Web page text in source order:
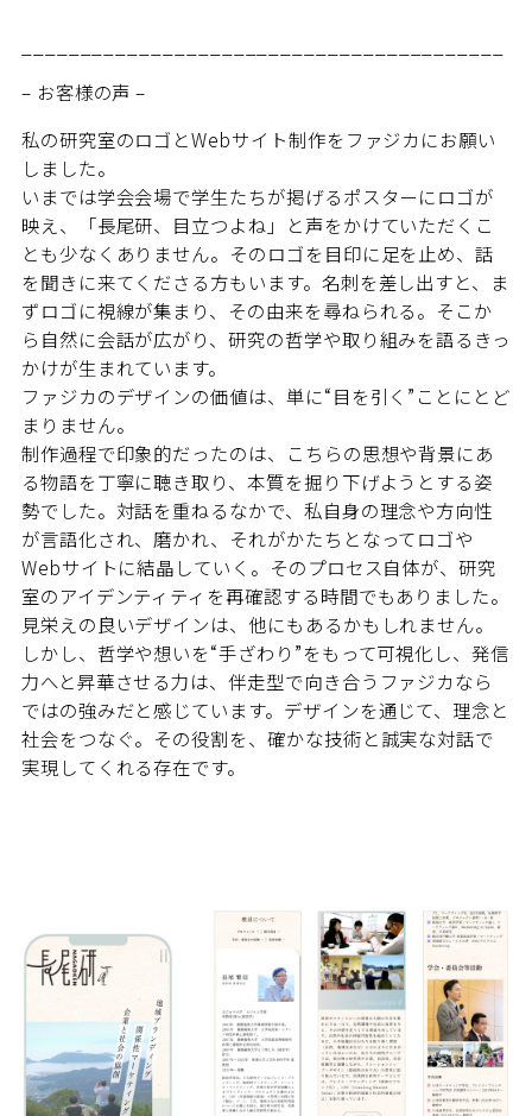
– お客様の声 –
私の研究室のロゴとWebサイト制作をファジカにお願い
しました。
いまでは学会会場で学生たちが掲げるポスターにロゴが
映え、「長尾研、目立つよね」と声をかけていただくこ
とも少なくありません。そのロゴを目印に足を止め、話
を聞きに来てくださる方もいます。名刺を差し出すと、ま
ずロゴに視線が集まり、その由来を尋ねられる。そこか
ら自然に会話が広がり、研究の哲学や取り組みを語るきっ
かけが生まれています。
ファジカのデザインの価値は、単に“目を引く”ことにとど
まりません。
制作過程で印象的だったのは、こちらの思想や背景にあ
る物語を丁寧に聴き取り、本質を掘り下げようとする姿
勢でした。対話を重ねるなかで、私自身の理念や方向性
が言語化され、磨かれ、それがかたちとなってロゴや
Webサイトに結晶していく。そのプロセス自体が、研究
室のアイデンティティを再確認する時間でもありました。
見栄えの良いデザインは、他にもあるかもしれません。
しかし、哲学や想いを“手ざわり”をもって可視化し、発信
力へと昇華させる力は、伴走型で向き合うファジカなら
ではの強みだと感じています。デザインを通じて、理念と
社会をつなぐ。その役割を、確かな技術と誠実な対話で
実現してくれる存在です。